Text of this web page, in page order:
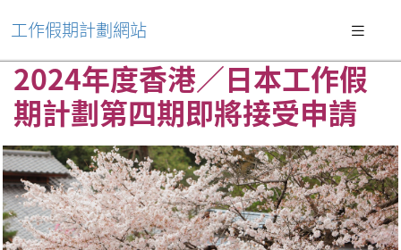
工作假期計劃網站
2024年度香港／日本工作假
期計劃第四期即將接受申請